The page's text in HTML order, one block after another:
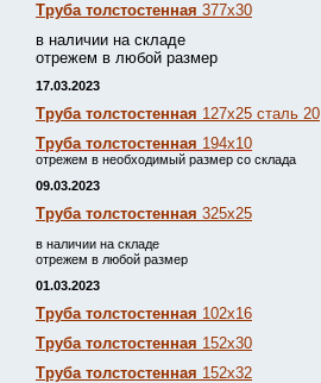
Труба толстостенная 377х30
в наличии на складе
отрежем в любой размер
17.03.2023
Труба толстостенная 127х25 сталь 20
Труба толстостенная 194х10
отрежем в необходимый размер со склада
09.03.2023
Труба толстостенная 325х25
в наличии на складе
отрежем в любой размер
01.03.2023
Труба толстостенная 102х16
Труба толстостенная 152х30
Труба толстостенная 152х32